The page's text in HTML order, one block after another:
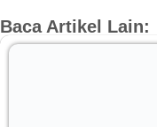
Baca Artikel Lain: